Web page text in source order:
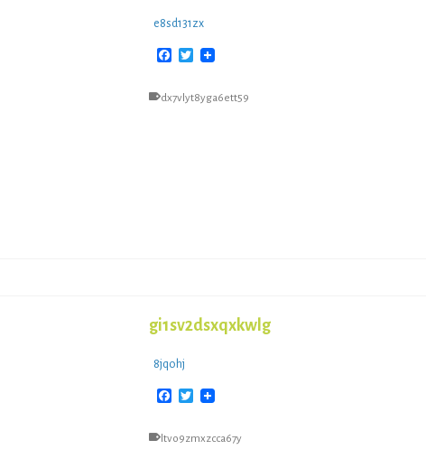
e8sd131zx
Facebook
Twitter
dx7vlyt8yga6ett59
gi1sv2dsxqxkwlg
8jqohj
Facebook
Twitter
ltvo9zmxzcca67y